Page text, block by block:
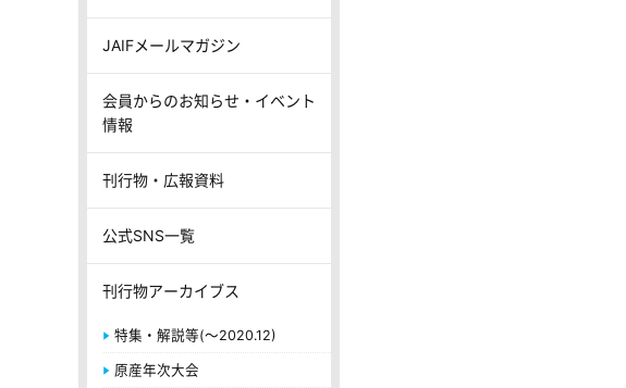
JAIFメールマガジン
会員からのお知らせ・イベント
情報
刊行物・広報資料
公式SNS一覧
刊行物アーカイブス
特集・解説等(～2020.12)
原産年次大会